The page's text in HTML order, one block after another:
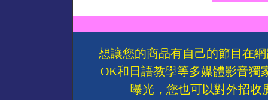
想讓您的商品有自己的節目在
OK和日語教學等多媒體影音獨
曝光，您也可以對外招收